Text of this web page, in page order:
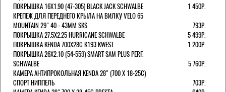
ПОКРЫШКА 16X1.90 (47-305) BLACK JACK SCHWALBE
1 450Р.
КРЕПЕЖ ДЛЯ ПЕРЕДНЕГО КРЫЛА НА ВИЛКУ VELO 65
MOUNTAIN 29" 40 - 43ММ SKS
793Р.
ПОКРЫШКА 27.5X2.25 HURRICANE SCHWALBE
5 499Р.
ПОКРЫШКА KENDA 700Х28С K193 KWEST
1 200Р.
ПОКРЫШКА 26X2.10 (54-559) SMART SAM PLUS PERF.
SCHWALBE
5 760Р.
КАМЕРА АНТИПРОКОЛЬНАЯ KENDA 28" (700 Х 18-25C)
СПОРТ НИППЕЛЬ
703Р.